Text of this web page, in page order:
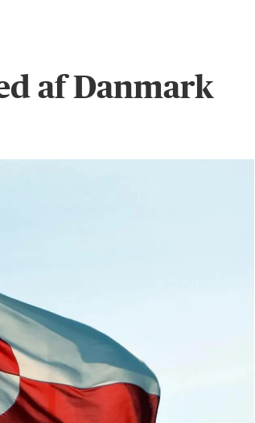
af Danmark